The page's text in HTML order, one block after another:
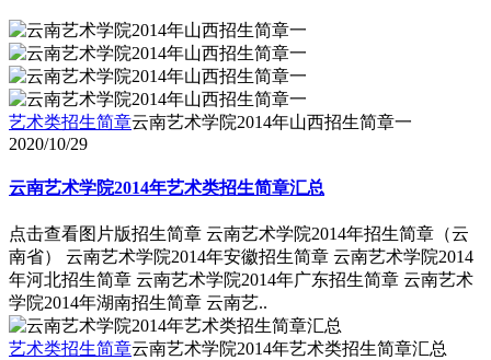
艺术类招生简章云南艺术学院2014年山西招生简章一
2020/10/29
云南艺术学院2014年艺术类招生简章汇总
点击查看图片版招生简章 云南艺术学院2014年招生简章（云
南省） 云南艺术学院2014年安徽招生简章 云南艺术学院2014
年河北招生简章 云南艺术学院2014年广东招生简章 云南艺术
学院2014年湖南招生简章 云南艺..
艺术类招生简章云南艺术学院2014年艺术类招生简章汇总